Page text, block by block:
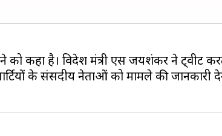
देने को कहा है। विदेश मंत्री एस जयशंकर ने ट्वीट
के संसदीय नेताओं को मामले की जानकारी